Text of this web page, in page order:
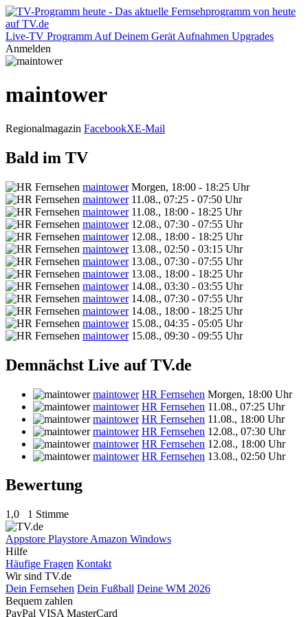
Live-TV Programm Auf Deinem Gerät Aufnahmen Upgrades
Anmelden
maintower
Regionalmagazin FacebookXE-Mail
Bald im TV
maintower Morgen, 18:00 - 18:25 Uhr
maintower 11.08., 07:25 - 07:50 Uhr
maintower 11.08., 18:00 - 18:25 Uhr
maintower 12.08., 07:30 - 07:55 Uhr
maintower 12.08., 18:00 - 18:25 Uhr
maintower 13.08., 02:50 - 03:15 Uhr
maintower 13.08., 07:30 - 07:55 Uhr
maintower 13.08., 18:00 - 18:25 Uhr
maintower 14.08., 03:30 - 03:55 Uhr
maintower 14.08., 07:30 - 07:55 Uhr
maintower 14.08., 18:00 - 18:25 Uhr
maintower 15.08., 04:35 - 05:05 Uhr
maintower 15.08., 09:30 - 09:55 Uhr
Demnächst Live auf TV.de
maintower HR Fernsehen Morgen, 18:00 Uhr
maintower HR Fernsehen 11.08., 07:25 Uhr
maintower HR Fernsehen 11.08., 18:00 Uhr
maintower HR Fernsehen 12.08., 07:30 Uhr
maintower HR Fernsehen 12.08., 18:00 Uhr
maintower HR Fernsehen 13.08., 02:50 Uhr
Bewertung
1,0 1 Stimme
Appstore Playstore Amazon Windows
Hilfe
Häufige Fragen Kontakt
Wir sind TV.de
Dein Fernsehen Dein Fußball Deine WM 2026
Bequem zahlen
PayPal VISA MasterCard